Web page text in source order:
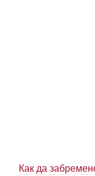
Как да